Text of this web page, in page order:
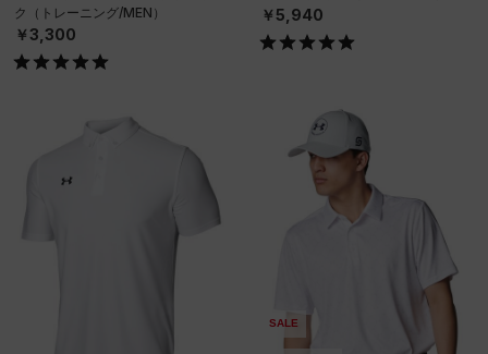
ク（トレーニング/MEN）
￥3,300
￥5,940
SALE